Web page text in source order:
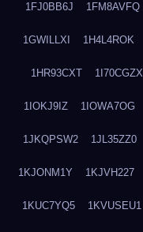
1FJ0BB6J 1FM8AVFQ
1GWILLXI 1H4L4ROK
1HR93CXT 1I70CGZX
1IOKJ9IZ 1IOWA7OG
1JKQPSW2 1JL35ZZ0
1KJONM1Y 1KJVH227
1KUC7YQ5 1KVUSEU1